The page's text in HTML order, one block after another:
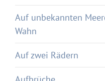
Auf unbekannten
Wahn
Auf zwei Rädern